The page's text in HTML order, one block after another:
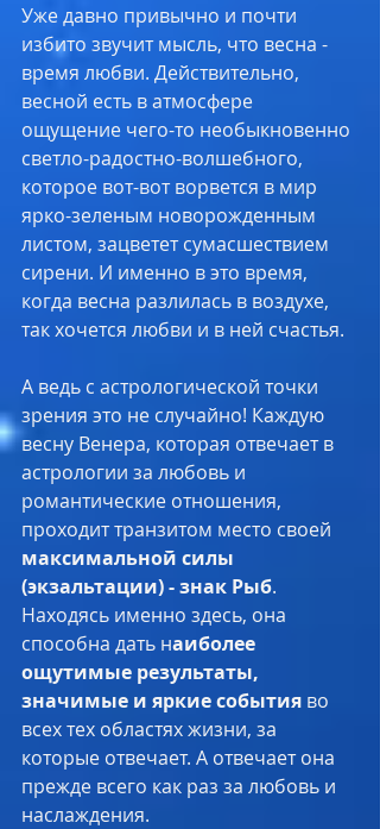
Уже давно привычно и почти
избито звучит мысль, что весна -
время любви. Действительно,
весной есть в атмосфере
ощущение чего-то необыкновенно
светло-радостно-волшебного,
которое вот-вот ворвется в мир
ярко-зеленым новорожденным
листом, зацветет сумасшествием
сирени. И именно в это время,
когда весна разлилась в воздухе,
так хочется любви и в ней счастья.
А ведь с астрологической точки
зрения это не случайно! Каждую
весну Венера, которая отвечает в
астрологии за любовь и
романтические отношения,
проходит транзитом место своей
максимальной силы
(экзальтации) - знак Рыб.
Находясь именно здесь, она
способна дать наиболее
ощутимые результаты,
значимые и яркие события во
всех тех областях жизни, за
которые отвечает. А отвечает она
прежде всего как раз за любовь и
наслаждения.